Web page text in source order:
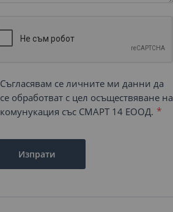
Съгласявам се личните ми данни да
се обработват с цел осъществяване на
комунукация със СМАРТ 14 ЕООД.
Изпрати